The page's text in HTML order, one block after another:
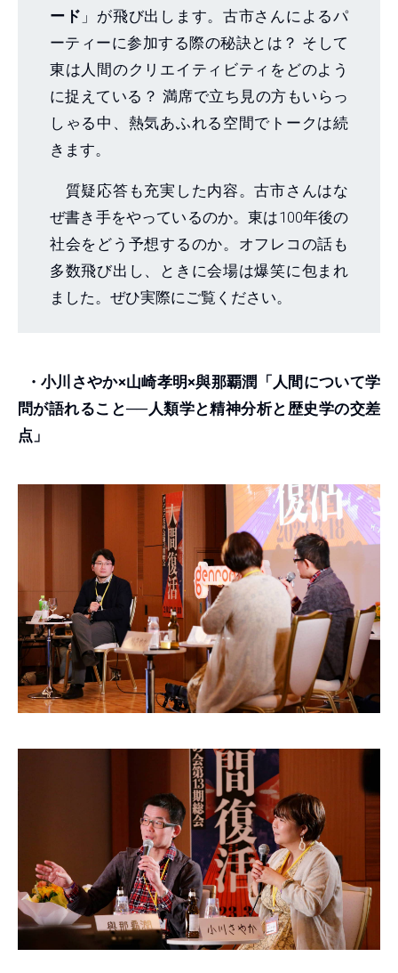
ード 」が飛び出します。古市さんによるパ
ーティーに参加する際の秘訣とは？ そして
東は人間のクリエイティビティをどのよう
に捉えている？ 満席で立ち見の方もいらっ
しゃる中、熱気あふれる空間でトークは続
きます。
質疑応答も充実した内容。古市さんはな
ぜ書き手をやっているのか。東は100年後の
社会をどう予想するのか。オフレコの話も
多数飛び出し、ときに会場は爆笑に包まれ
ました。ぜひ実際にご覧ください。
・小川さやか×山崎孝明×與那覇潤「人間について学
問が語れること──人類学と精神分析と歴史学の交差
点」